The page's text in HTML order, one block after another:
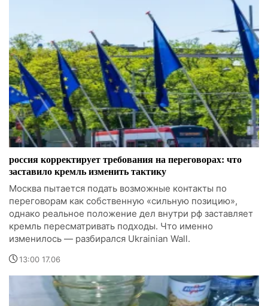
россия корректирует требования на переговорах: что
заставило кремль изменить тактику
Москва пытается подать возможные контакты по
переговорам как собственную «сильную позицию»,
однако реальное положение дел внутри рф заставляет
кремль пересматривать подходы. Что именно
изменилось — разбирался Ukrainian Wall.
13:00 17.06